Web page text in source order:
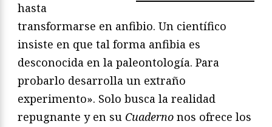
hasta
transformarse en anfibio. Un científico
insiste en que tal forma anfibia es
desconocida en la paleontología. Para
probarlo desarrolla un extraño
experimento». Solo busca la realidad
repugnante y en su Cuaderno nos ofrece los